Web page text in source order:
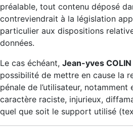
préalable, tout contenu déposé
contreviendrait à la législation
particulier aux dispositions
données.
Le cas échéant, Jean-yves COLIN
possibilité de mettre en cause la
pénale de l’utilisateur, notamment
caractère raciste, injurieux,
quel que soit le support utilisé